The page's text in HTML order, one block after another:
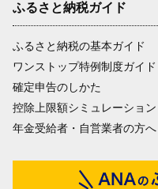
ふるさと納税ガイド
ふるさと納税の基本ガイド
ワンストップ特例制度ガイド
確定申告のしかた
控除上限額シミュレーション
年金受給者・自営業者の方へ